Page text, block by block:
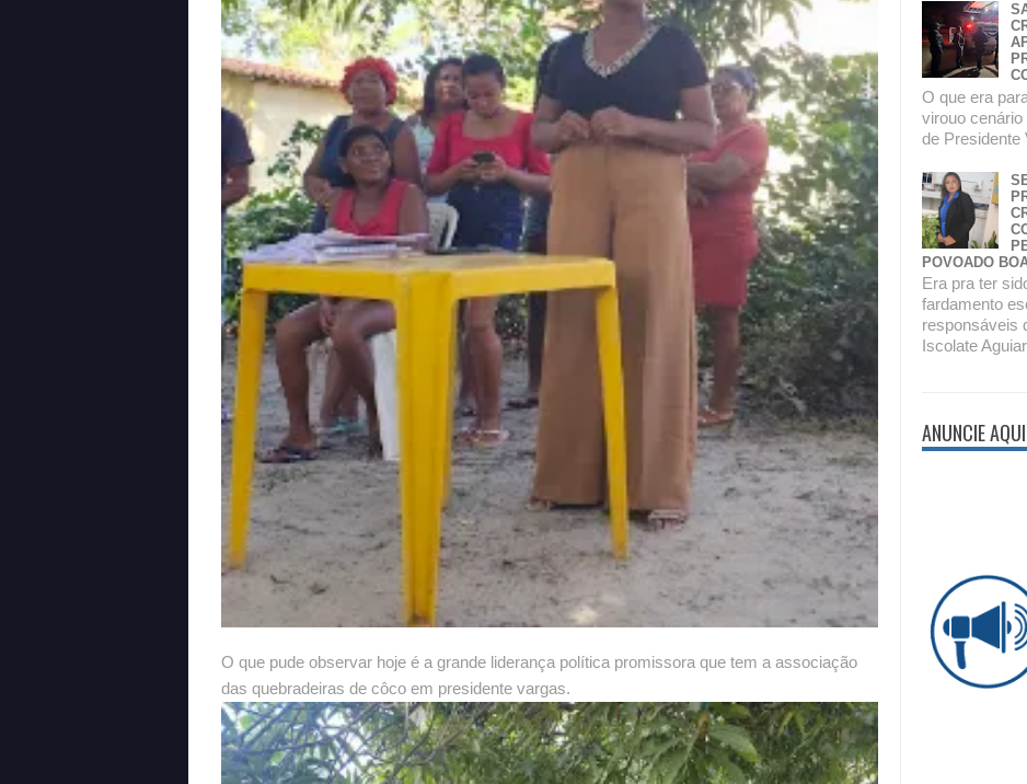
O que pude observar hoje é a grande liderança política promissora que tem a associação
das quebradeiras de côco em presidente vargas.
O que era
virouo
de Presidente
POVOADO
Era pra ter
fardamento
responsáveis
Iscolate
ANUNCIE AQUI